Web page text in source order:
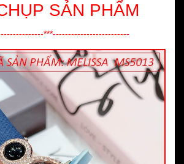
SẢN PHẨM
***-------------------------